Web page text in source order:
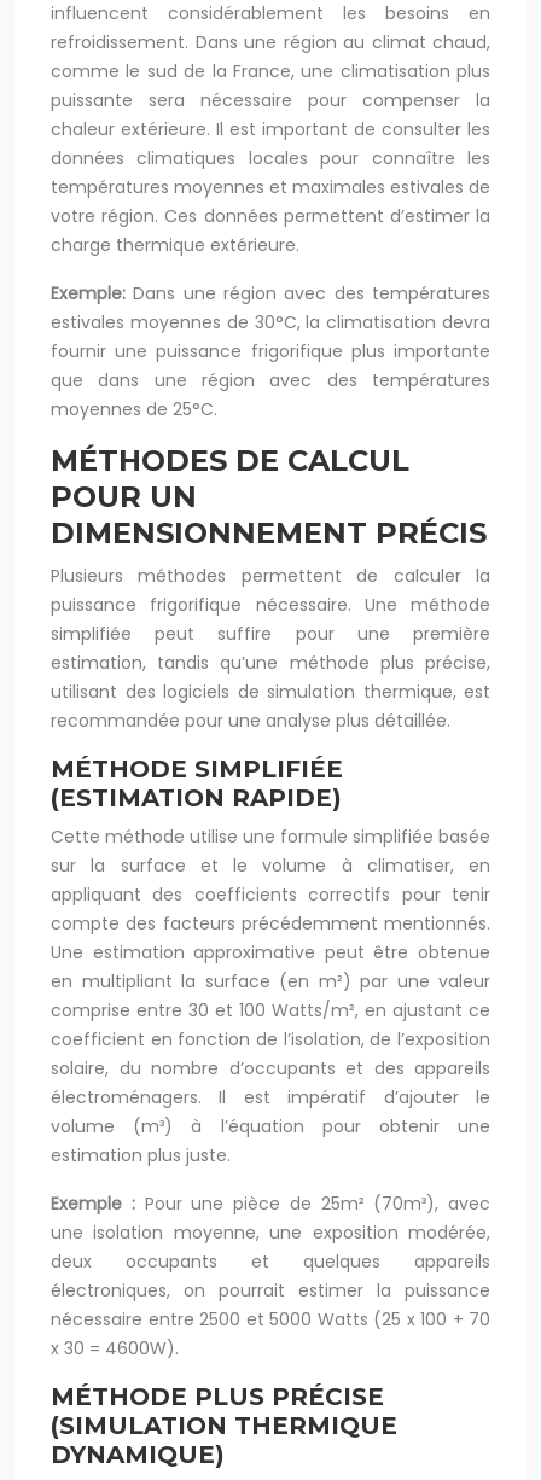
influencent considérablement les besoins en
refroidissement. Dans une région au climat chaud,
comme le sud de la France, une climatisation plus
puissante sera nécessaire pour compenser la
chaleur extérieure. Il est important de consulter les
données climatiques locales pour connaître les
températures moyennes et maximales estivales de
votre région. Ces données permettent d’estimer la
charge thermique extérieure.
Exemple:Dans une région avec des températures
estivales moyennes de 30°C, la climatisation devra
fournir une puissance frigorifique plus importante
que dans une région avec des températures
moyennes de 25°C.
MÉTHODES DE CALCUL
POUR UN
DIMENSIONNEMENT PRÉCIS
Plusieurs méthodes permettent de calculer la
puissance frigorifique nécessaire. Une méthode
simplifiée peut suffire pour une première
estimation, tandis qu’une méthode plus précise,
utilisant des logiciels de simulation thermique, est
recommandée pour une analyse plus détaillée.
MÉTHODE SIMPLIFIÉE
(ESTIMATION RAPIDE)
Cette méthode utilise une formule simplifiée basée
sur la surface et le volume à climatiser, en
appliquant des coefficients correctifs pour tenir
compte des facteurs précédemment mentionnés.
Une estimation approximative peut être obtenue
en multipliant la surface (en m²) par une valeur
comprise entre 30 et 100 Watts/m², en ajustant ce
coefficient en fonction de l’isolation, de l’exposition
solaire, du nombre d’occupants et des appareils
électroménagers. Il est impératif d’ajouter le
volume (m³) à l’équation pour obtenir une
estimation plus juste.
Exemple : Pour une pièce de 25m² (70m³), avec
une isolation moyenne, une exposition modérée,
deux occupants et quelques appareils
électroniques, on pourrait estimer la puissance
nécessaire entre 2500 et 5000 Watts (25 x 100 + 70
x 30 = 4600W).
MÉTHODE PLUS PRÉCISE
(SIMULATION THERMIQUE
DYNAMIQUE)